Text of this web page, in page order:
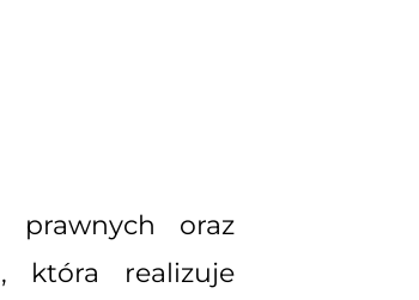
prawnych oraz
która realizuje